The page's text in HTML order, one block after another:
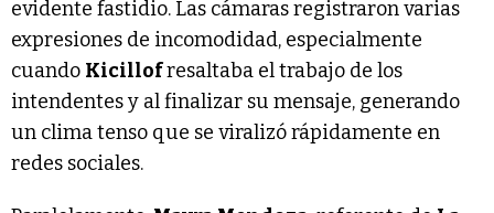
evidente fastidio. Las cámaras registraron varias
expresiones de incomodidad, especialmente
cuando Kicillofresaltaba el trabajo de los
intendentes y al finalizar su mensaje, generando
un clima tenso que se viralizó rápidamente en
redes sociales.